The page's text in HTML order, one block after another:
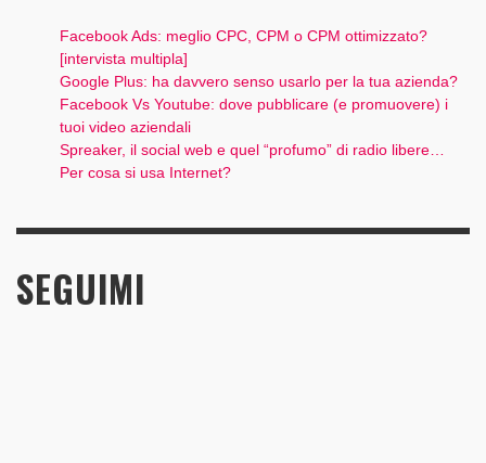
Facebook Ads: meglio CPC, CPM o CPM ottimizzato?
[intervista multipla]
Google Plus: ha davvero senso usarlo per la tua azienda?
Facebook Vs Youtube: dove pubblicare (e promuovere) i
tuoi video aziendali
Spreaker, il social web e quel “profumo” di radio libere…
Per cosa si usa Internet?
SEGUIMI